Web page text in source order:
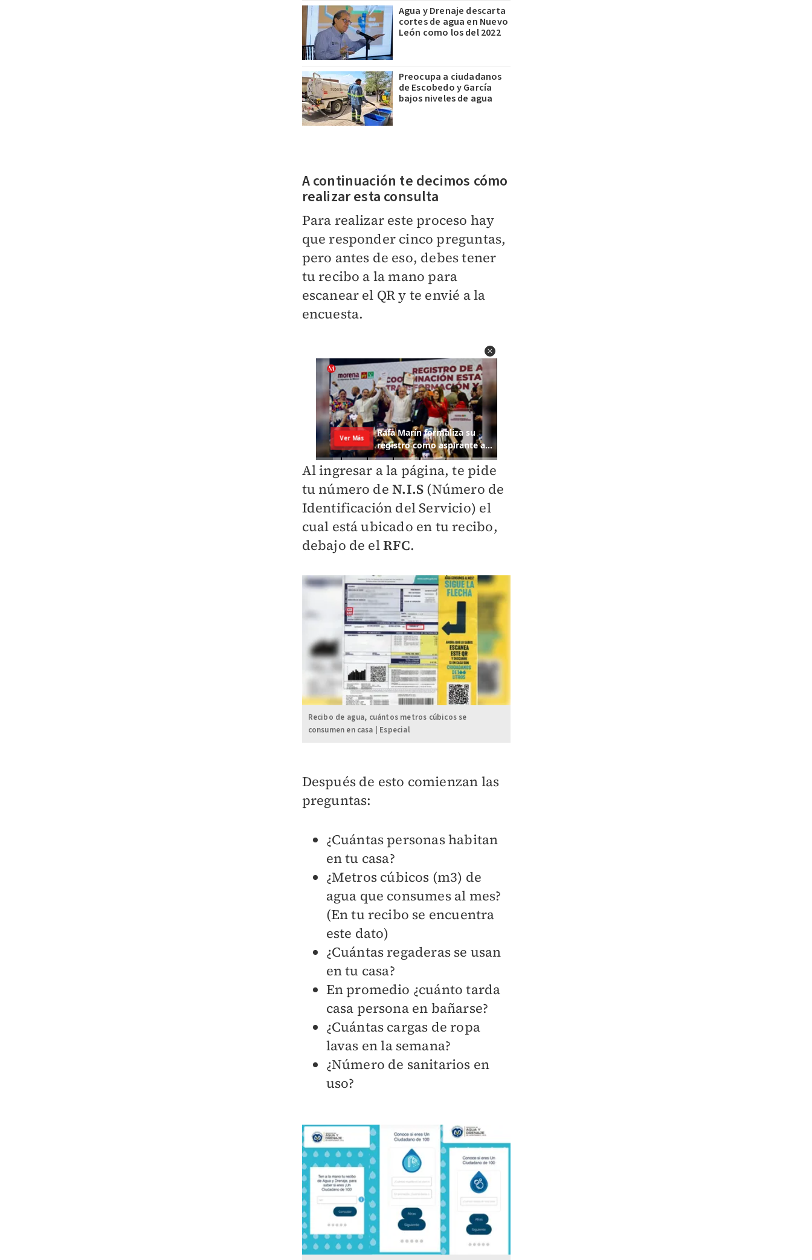
Agua y Drenaje descarta
cortes de agua en Nuevo
León como los del 2022
Preocupa a ciudadanos
de Escobedo y García
bajos niveles de agua
A continuación te decimos cómo
realizar esta consulta
Para realizar este proceso hay
que responder cinco preguntas,
pero antes de eso, debes tener
tu recibo a la mano para
escanear el QR y te envié a la
encuesta.
Al ingresar a la página, te pide
tu número deN.I.S (Número de
Identificación del Servicio) el
cual está ubicado en tu recibo,
debajo de elRFC.
Recibo de agua, cuántos metros cúbicos se
consumen en casa | Especial
Después de esto comienzan las
preguntas:
¿Cuántas personas habitan
en tu casa?
¿Metros cúbicos (m3) de
agua que consumes al mes?
(En tu recibo se encuentra
este dato)
¿Cuántas regaderas se usan
en tu casa?
En promedio ¿cuánto tarda
casa persona en bañarse?
¿Cuántas cargas de ropa
lavas en la semana?
¿Número de sanitarios en
uso?